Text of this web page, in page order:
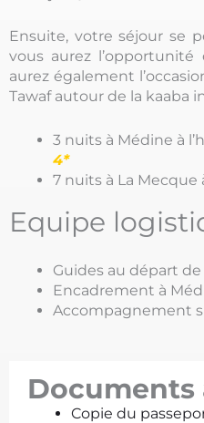
Ensuite, votre séjour se
vous aurez l’opportunité
aurez également
Tawaf autour de la kaaba
3 nuits à Médine à
4*
7 nuits à La Mecque
Equipe
Guides au départ de
Encadrement à
Accompagnement
Copie du